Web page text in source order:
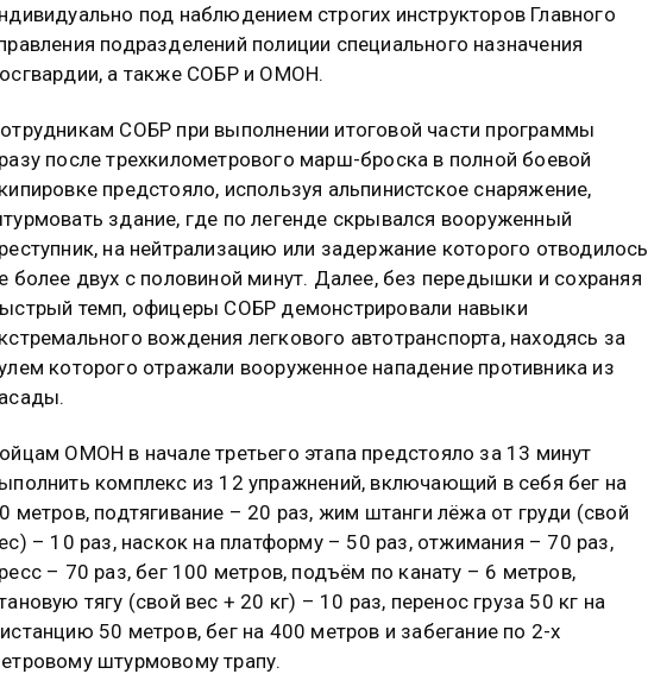
под наблюдением строгих инструкторов Главного
подразделений полиции специального назначения
а также СОБР и ОМОН.
СОБР при выполнении итоговой части программы
после трехкилометрового марш-броска в полной боевой
предстояло, используя альпинистское снаряжение,
здание, где по легенде скрывался вооруженный
на нейтрализацию или задержание которого отводилось
более двух с половиной минут. Далее, без передышки и сохраняя
темп, офицеры СОБР демонстрировали навыки
вождения легкового автотранспорта, находясь за
которого отражали вооруженное нападение противника из
ОМОН в начале третьего этапа предстояло за 13 минут
комплекс из 12 упражнений, включающий в себя бег на
метров, подтягивание – 20 раз, жим штанги лёжа от груди (свой
– 10 раз, наскок на платформу – 50 раз, отжимания – 70 раз,
– 70 раз, бег 100 метров, подъём по канату – 6 метров,
тягу (свой вес + 20 кг) – 10 раз, перенос груза 50 кг на
50 метров, бег на 400 метров и забегание по 2-х
штурмовому трапу.